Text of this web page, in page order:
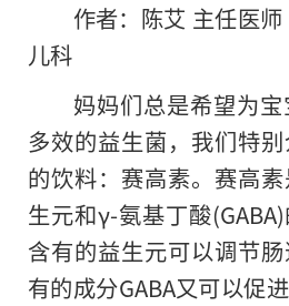
作者：陈艾 主任医
儿科
妈妈们总是希望为
多效的益生菌，我们特
的饮料：赛高素。赛高
生元和γ-氨基丁酸
含有的益生元可以调节
有的成分GABA又可以促